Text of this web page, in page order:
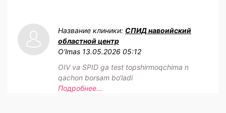
Название клиники: СПИД навоийский
областной центр
O‘lmas 13.05.2026 05:12
OIV va SPID ga test topshirmoqchima n
qachon borsam bo‘ladi
Подробнее...